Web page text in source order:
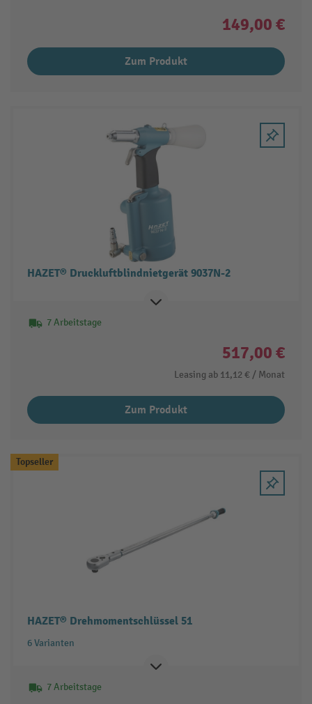
149,00 €
Zum Produkt
HAZET® Druckluftblindnietgerät 9037N-2
7 Arbeitstage
517,00 €
Leasing ab 11,12 € / Monat
Zum Produkt
Topseller
HAZET® Drehmomentschlüssel 51
6 Varianten
7 Arbeitstage